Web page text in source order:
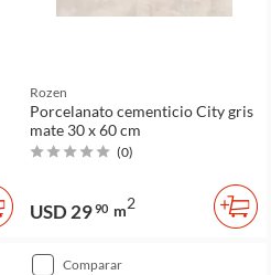
Rozen
Porcelanato cementicio City gris
mate 30 x 60 cm
(0)
USD 2990 m2
comparar